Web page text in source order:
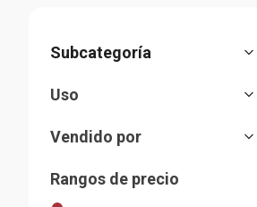
Uso
Dolor de cabeza y migraña
Vendido por
Marketplace
Rangos de precio